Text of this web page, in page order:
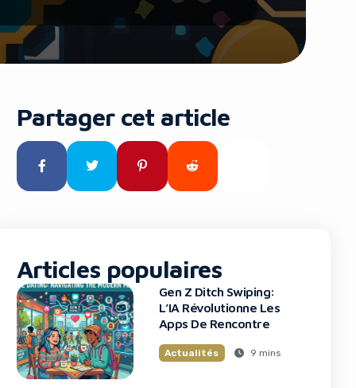
Partager cet article
Articles populaires
Gen Z Ditch Swiping:
L’IA Révolutionne Les
Apps De Rencontre
Actualités 9 mins